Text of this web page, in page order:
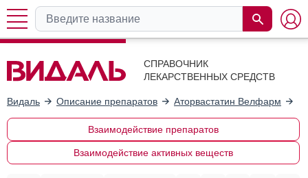
СПРАВОЧНИК
ЛЕКАРСТВЕННЫХ СРЕДСТВ
Видаль Описание препаратов Аторвастатин Велфарм
Взаимодействие препаратов
Взаимодействие активных веществ